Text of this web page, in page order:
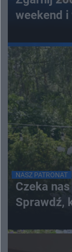
weekend
NASZ PATRONAT
Czeka
Sprawdź,